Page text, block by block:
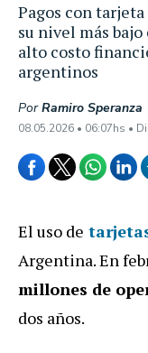
Pagos con
su nivel más bajo
alto costo
argentinos
PorRamiro Speranza
08.05.2026 • 06:07hs •
El uso de
Argentina. En
millones de
dos años.